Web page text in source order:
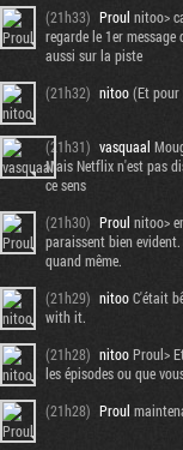
(21h33) Proul nitoo>
regarde le 1er
aussi sur la piste
(21h32) nitoo(Et pour
(21h31) vasquaal
Mais Netflix n'est pas
ce sens
(21h30) Proul nitoo>
paraissent bien
quand même.
(21h29) nitooC'était
with it.
(21h28) nitooProul>
les épisodes ou que
(21h28) Proul